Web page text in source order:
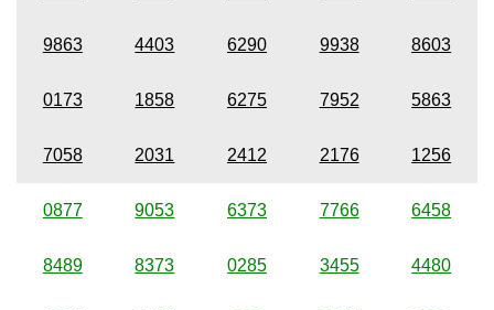
9863 4403 6290 9938 8603
0173 1858 6275 7952 5863
7058 2031 2412 2176 1256
0877 9053 6373 7766 6458
8489 8373 0285 3455 4480